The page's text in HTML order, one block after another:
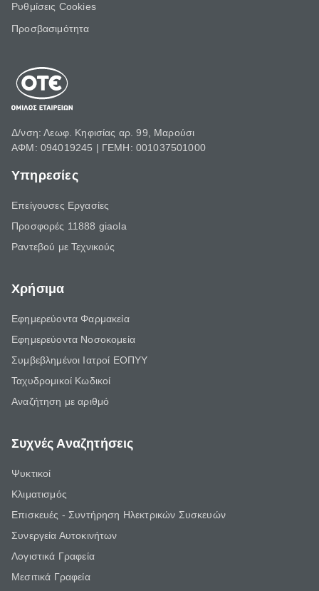
Ρυθμίσεις Cookies
Προσβασιμότητα
Δ/νση: Λεωφ. Κηφισίας αρ. 99, Μαρούσι
ΑΦΜ: 094019245 | ΓΕΜΗ: 001037501000
Υπηρεσίες
Επείγουσες Εργασίες
Προσφορές 11888 giaola
Ραντεβού με Τεχνικούς
Χρήσιμα
Εφημερεύοντα Φαρμακεία
Εφημερεύοντα Νοσοκομεία
Συμβεβλημένοι Ιατροί ΕΟΠΥΥ
Ταχυδρομικοί Κωδικοί
Αναζήτηση με αριθμό
Συχνές Αναζητήσεις
Ψυκτικοί
Κλιματισμός
Επισκευές - Συντήρηση Ηλεκτρικών Συσκευών
Συνεργεία Αυτοκινήτων
Λογιστικά Γραφεία
Μεσιτικά Γραφεία